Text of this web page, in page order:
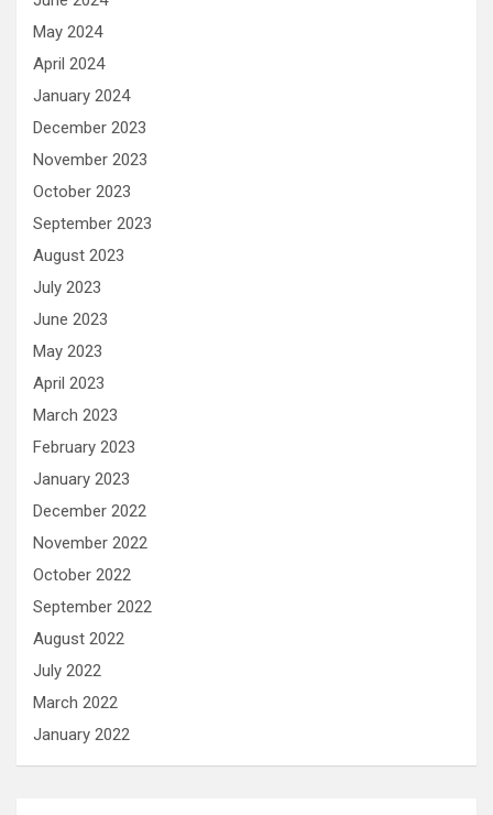
May 2024
April 2024
January 2024
December 2023
November 2023
October 2023
September 2023
August 2023
July 2023
June 2023
May 2023
April 2023
March 2023
February 2023
January 2023
December 2022
November 2022
October 2022
September 2022
August 2022
July 2022
March 2022
January 2022